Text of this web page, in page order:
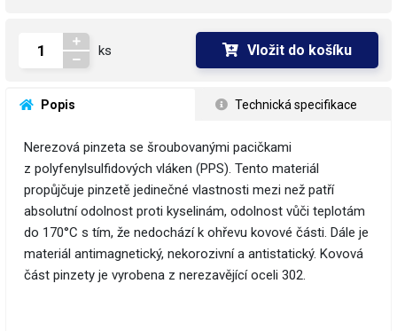
ks Vložit do košíku
Popis Technická specifikace
Nerezová pinzeta se šroubovanými pacičkami
z polyfenylsulfidových vláken (PPS). Tento materiál
propůjčuje pinzetě jedinečné vlastnosti mezi než patří
absolutní odolnost proti kyselinám, odolnost vůči teplotám
do 170°C s tím, že nedochází k ohřevu kovové části. Dále je
materiál antimagnetický, nekorozivní a antistatický. Kovová
část pinzety je vyrobena z nerezavějící oceli 302.